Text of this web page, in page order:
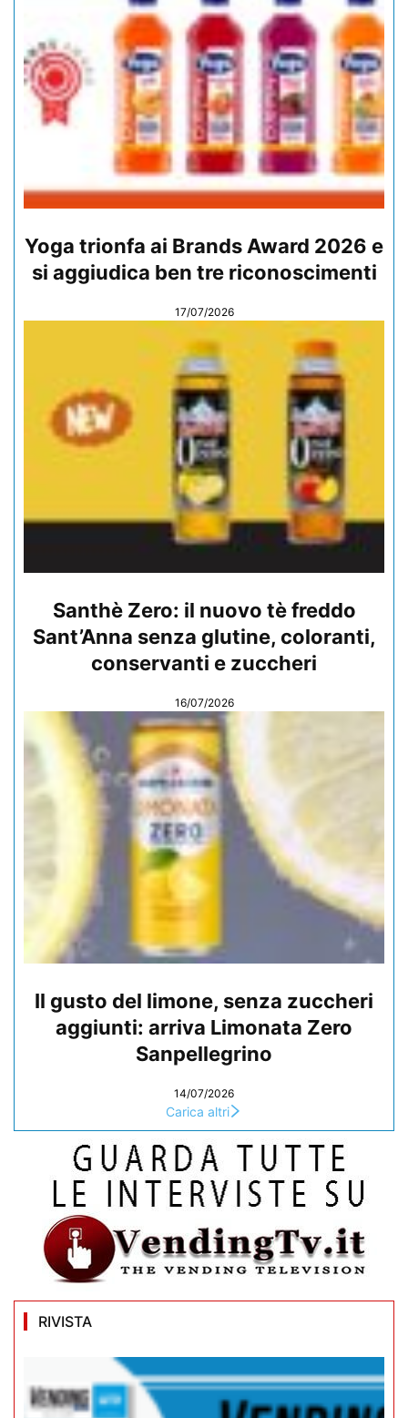
Yoga trionfa ai Brands Award 2026 e
si aggiudica ben tre riconoscimenti
17/07/2026
Santhè Zero: il nuovo tè freddo
Sant’Anna senza glutine, coloranti,
conservanti e zuccheri
16/07/2026
Il gusto del limone, senza zuccheri
aggiunti: arriva Limonata Zero
Sanpellegrino
14/07/2026
Carica altri
RIVISTA